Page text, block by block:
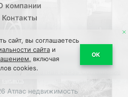
компании
Контакты
Атлас недвижимость
/Пользовательское
/Обратная связь Соглашение
сайт, вы соглашаетесь
сайта и
включая
cookies.
ОК